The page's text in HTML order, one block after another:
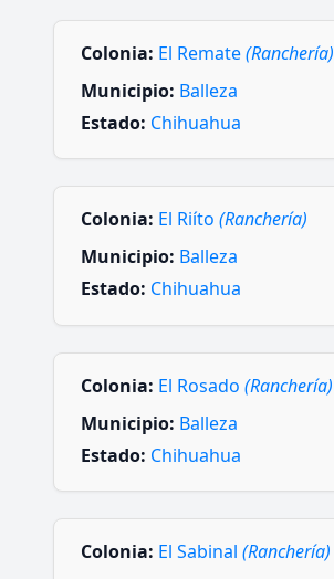
Colonia: El Remate(Ranchería)
Municipio: Balleza
Estado: Chihuahua
Colonia: El Riíto (Ranchería)
Municipio: Balleza
Estado: Chihuahua
Colonia: El Rosado (Ranchería)
Municipio: Balleza
Estado: Chihuahua
Colonia: El Sabinal (Ranchería)